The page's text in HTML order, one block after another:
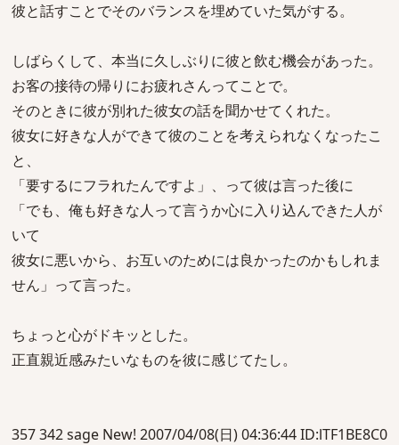
彼と話すことでそのバランスを埋めていた気がする。
しばらくして、本当に久しぶりに彼と飲む機会があった。
お客の接待の帰りにお疲れさんってことで。
そのときに彼が別れた彼女の話を聞かせてくれた。
彼女に好きな人ができて彼のことを考えられなくなったこ
と、
「要するにフラれたんですよ」、って彼は言った後に
「でも、俺も好きな人って言うか心に入り込んできた人が
いて
彼女に悪いから、お互いのためには良かったのかもしれま
せん」って言った。
ちょっと心がドキッとした。
正直親近感みたいなものを彼に感じてたし。
357 342 sage New! 2007/04/08(日) 04:36:44 ID:lTF1BE8C0